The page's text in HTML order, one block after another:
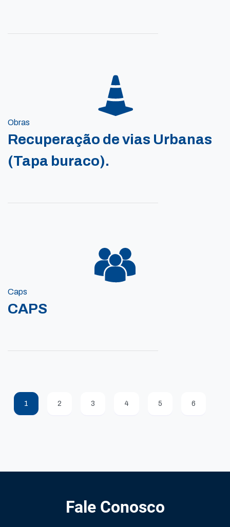
Obras
Recuperação de vias Urbanas
(Tapa buraco).
Caps
CAPS
1 2 3 4 5 6
Fale Conosco